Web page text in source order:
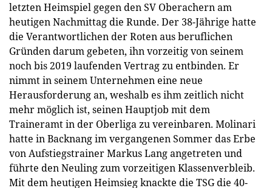
letzten Heimspiel gegen den SV Oberachern am
heutigen Nachmittag die Runde. Der 38-Jährige hatte
die Verantwortlichen der Roten aus beruflichen
Gründen darum gebeten, ihn vorzeitig von seinem
noch bis 2019 laufenden Vertrag zu entbinden. Er
nimmt in seinem Unternehmen eine neue
Herausforderung an, weshalb es ihm zeitlich nicht
mehr möglich ist, seinen Hauptjob mit dem
Traineramt in der Oberliga zu vereinbaren. Molinari
hatte in Backnang im vergangenen Sommer das Erbe
von Aufstiegstrainer Markus Lang angetreten und
führte den Neuling zum vorzeitigen Klassenverbleib.
Mit dem heutigen Heimsieg knackte die TSG die 40-